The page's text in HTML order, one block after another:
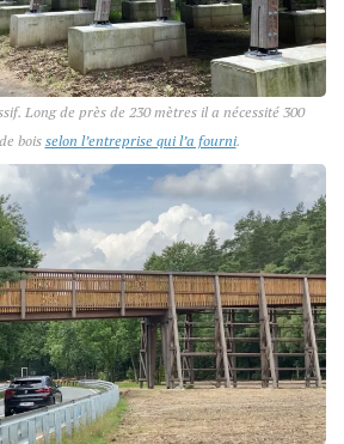
Long de près de 230 mètres il a nécessité 300
boisselon l’entreprise qui l’a fourni.